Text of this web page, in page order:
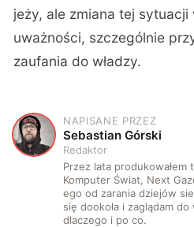
jeży, ale zmiana tej
uważności, szczególnie
zaufania do władzy.
S
NAPISANE PRZEZ
Sebastian Górski
Redaktor
Przez lata produkowałem
Komputer Świat, Next
ego od zarania dziejów
się dookoła i zaglądam
dlaczego i po co.